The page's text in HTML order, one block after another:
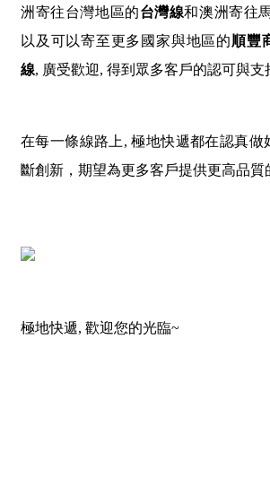
洲 寄往台灣地區的台灣線和澳洲寄往
以及可以寄至更多國家與地區的順豐
線, 廣受歡迎, 得到眾多客戶的認可與支
在每一條線路上, 極地快遞都在認真做
斷創新，期望為更多客戶提供更高品質
極地快遞, 歡迎您的光臨~